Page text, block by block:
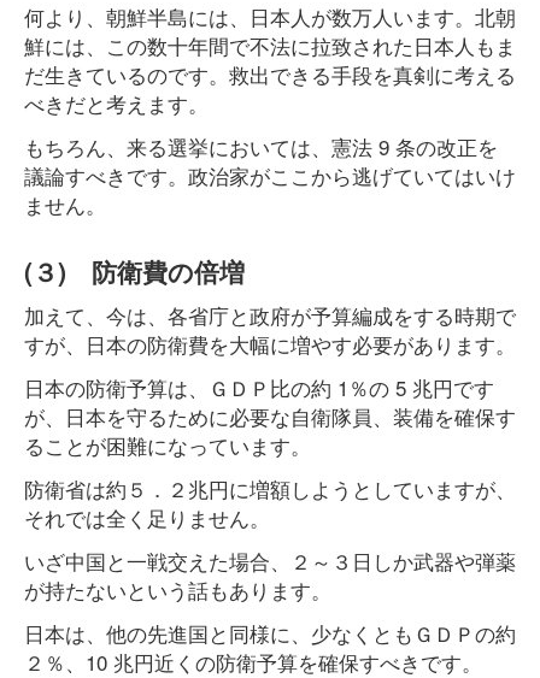
何より、朝鮮半島には、日本人が数万人います。北朝
鮮には、この数十年間で不法に拉致された日本人もま
だ生きているのです。救出できる手段を真剣に考える
べきだと考えます。
もちろん、来る選挙においては、憲法 9 条の改正を
議論すべきです。政治家がここから逃げていてはいけ
ません。
(３) 防衛費の倍増
加えて、今は、各省庁と政府が予算編成をする時期で
すが、日本の防衛費を大幅に増やす必要があります。
日本の防衛予算は、ＧＤＰ比の約 1％の 5 兆円です
が、日本を守るために必要な自衛隊員、装備を確保す
ることが困難になっています。
防衛省は約５．２兆円に増額しようとしていますが、
それでは全く足りません。
いざ中国と一戦交えた場合、２～３日しか武器や弾薬
が持たないという話もあります。
日本は、他の先進国と同様に、少なくともＧＤＰの約
２％、10 兆円近くの防衛予算を確保すべきです。